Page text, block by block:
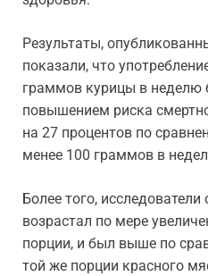
Результаты,
показали, что
граммов курицы в неделю
повышением риска
на 27 процентов по
менее 100 граммов в
Более того,
возрастал по мере
порции, и был выше по
той же порции красного